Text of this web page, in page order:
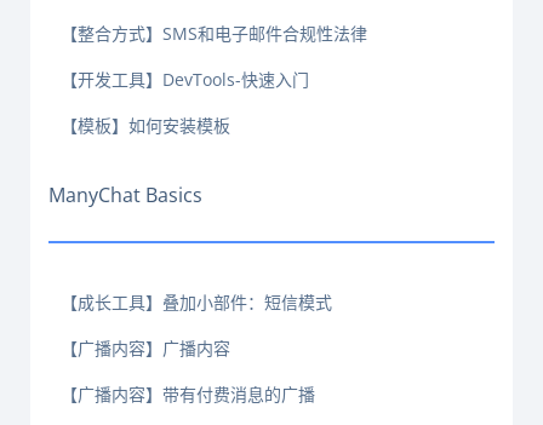
【整合方式】SMS和电子邮件合规性法律
【开发工具】DevTools-快速入门
【模板】如何安装模板
ManyChat Basics
【成长工具】叠加小部件：短信模式
【广播内容】广播内容
【广播内容】带有付费消息的广播